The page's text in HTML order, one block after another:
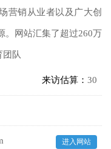
营销从业者以及广大创
。网站汇集了超过260万
团队
来访估算： 30
进入网站